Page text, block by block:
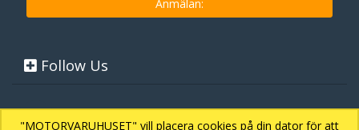
"MOTORVARUHUSET" vill placera cookies på din dator för att
Follow Us